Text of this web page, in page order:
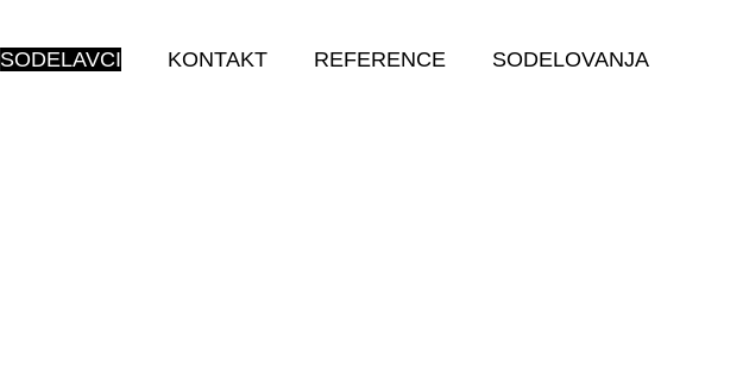
SODELAVCI KONTAKT REFERENCE
SODELOVANJA